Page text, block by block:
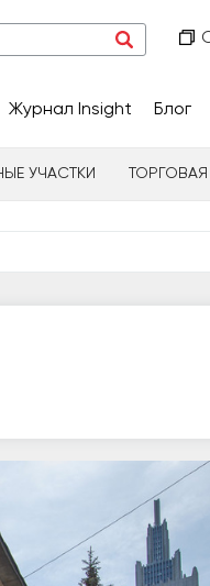
Журнал Insight Блог
УЧАСТКИ